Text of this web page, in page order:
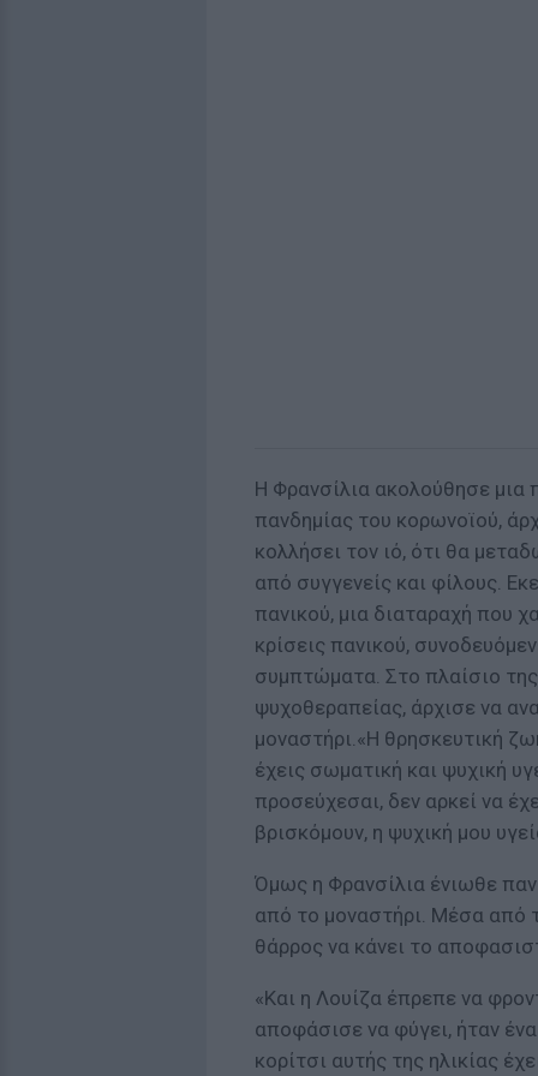
Η Φρανσίλια ακολούθησε μια
πανδημίας του κορωνοϊού,
κολλήσει τον ιό, ότι θα
από συγγενείς και φίλους.
πανικού, μια διαταραχή που
κρίσεις πανικού,
συμπτώματα. Στο πλαίσιο
ψυχοθεραπείας, άρχισε να
μοναστήρι.«Η θρησκευτική
έχεις σωματική και ψυχική
προσεύχεσαι, δεν αρκεί να
βρισκόμουν, η ψυχική μου
Όμως η Φρανσίλια ένιωθε
από το μοναστήρι. Μέσα από
θάρρος να κάνει το
«Και η Λουίζα έπρεπε να
αποφάσισε να φύγει, ήταν
κορίτσι αυτής της ηλικίας